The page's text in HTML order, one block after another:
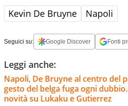
Kevin De Bruyne Napoli
Seguici su: Google Discover Fonti
Leggi anche:
Napoli, De Bruyne al centro del
gesto del belga fuga ogni
novità su Lukaku e Gutierrez